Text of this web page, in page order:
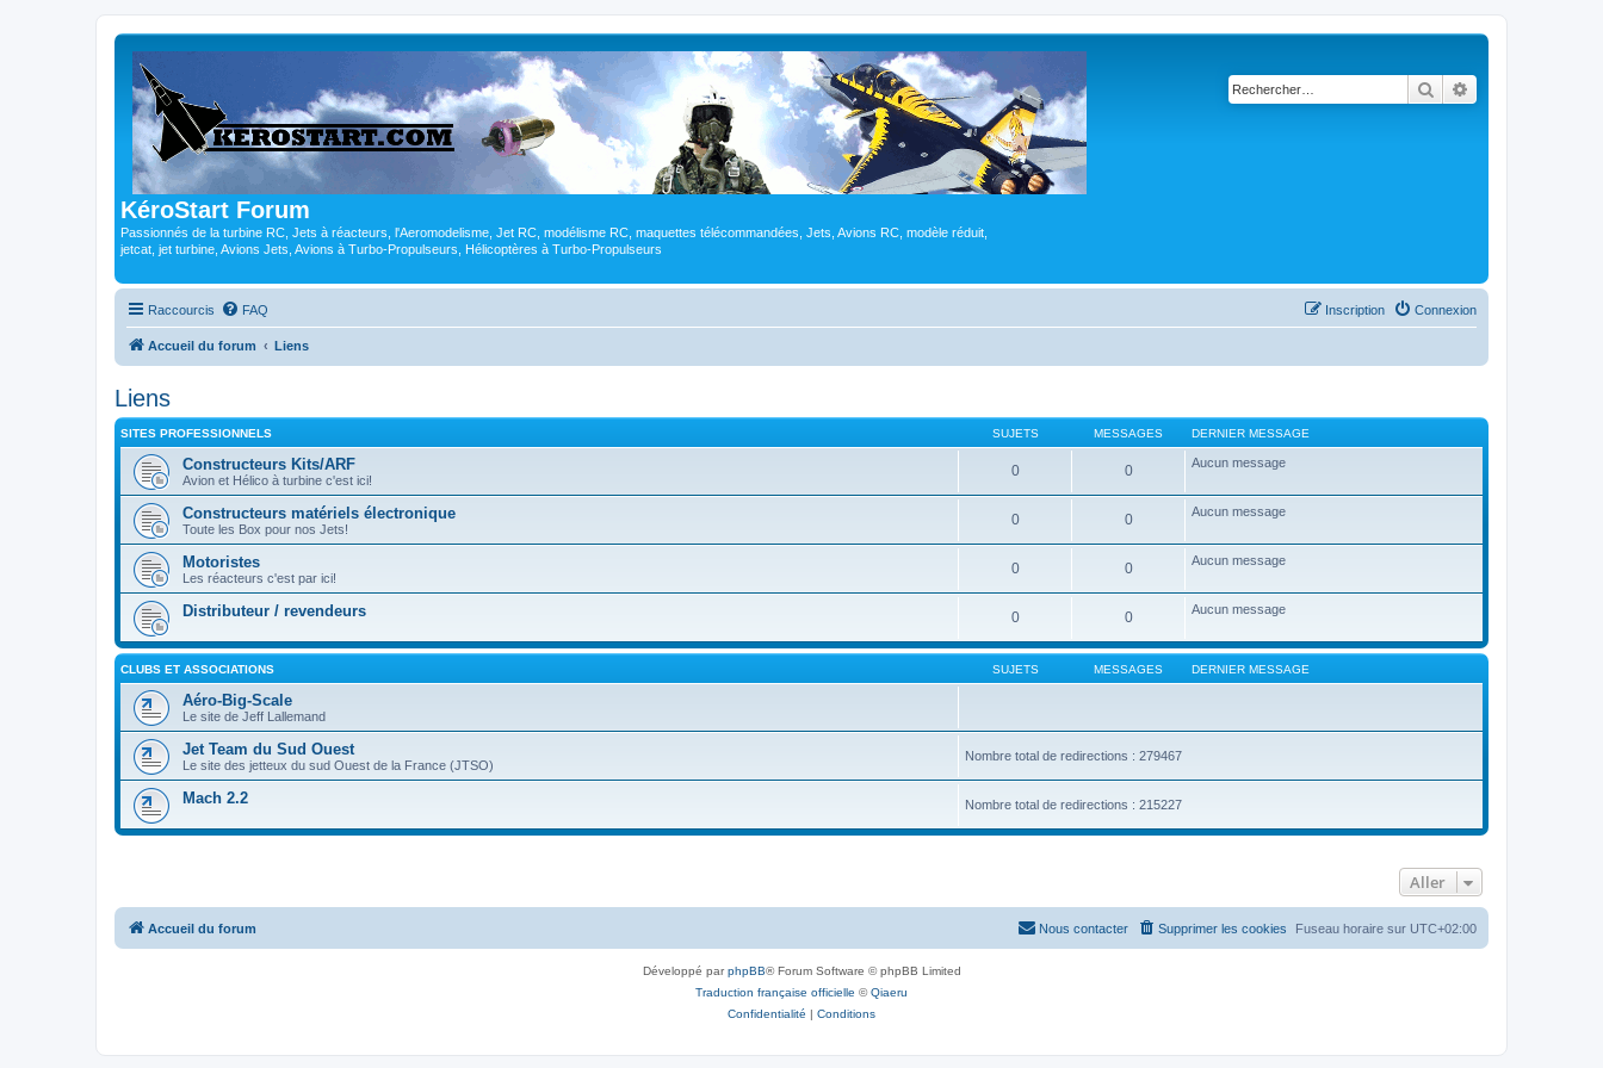
KéroStart Forum
Passionnés de la turbine RC, Jets à réacteurs, l'Aeromodelisme, Jet RC, modélisme RC, maquettes télécommandées, Jets, Avions RC, modèle réduit,
jetcat, jet turbine, Avions Jets, Avions à Turbo-Propulseurs, Hélicoptères à Turbo-Propulseurs
Rechercher
Raccourcis FAQ Connexion
Inscription
Accueil du forum Liens
Liens
SITES PROFESSIONNELS SUJETS MESSAGES DERNIER MESSAGE
Constructeurs Kits/ARF
Avion et Hélico à turbine c'est ici!
0 0 Aucun message
Constructeurs matériels électronique
Toute les Box pour nos Jets!
0 0 Aucun message
Motoristes
Les réacteurs c'est par ici!
0 0 Aucun message
Distributeur / revendeurs 0 0 Aucun message
CLUBS ET ASSOCIATIONS SUJETS MESSAGES DERNIER MESSAGE
Aéro-Big-Scale
Le site de Jeff Lallemand
Jet Team du Sud Ouest
Le site des jetteux du sud Ouest de la France (JTSO)
Nombre total de redirections : 279467
Mach 2.2 Nombre total de redirections : 215227
Aller
Accueil du forum Fuseau horaire sur UTC+02:00
Supprimer les cookies
Nous contacter
Développé parphpBB® Forum Software © phpBB Limited
Traduction française officielle ©Qiaeru
Confidentialité | Conditions